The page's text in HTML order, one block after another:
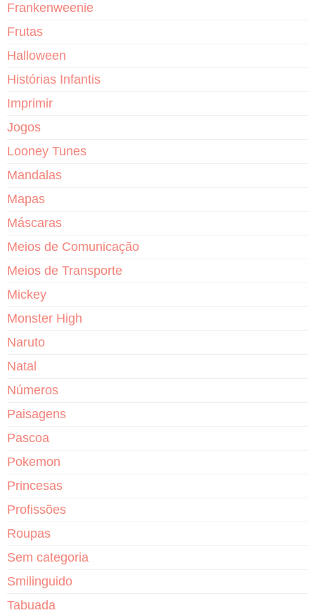
Frankenweenie
Frutas
Halloween
Histórias Infantis
Imprimir
Jogos
Looney Tunes
Mandalas
Mapas
Máscaras
Meios de Comunicação
Meios de Transporte
Mickey
Monster High
Naruto
Natal
Números
Paisagens
Pascoa
Pokemon
Princesas
Profissões
Roupas
Sem categoria
Smilinguido
Tabuada